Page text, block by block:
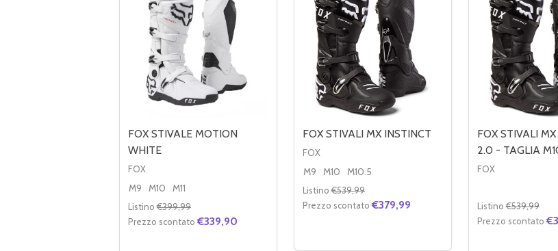
FOX STIVALE MOTION
WHITE
FOX
M9 M10 M11
Listino €399,99
Prezzo scontato €339,90
FOX STIVALI MX INSTINCT
FOX
M9 M10 M10.5
Listino €539,99
Prezzo scontato €379,99
FOX STIVALI
2.0 - TAGLIA
FOX
Listino €539,99
Prezzo scontato